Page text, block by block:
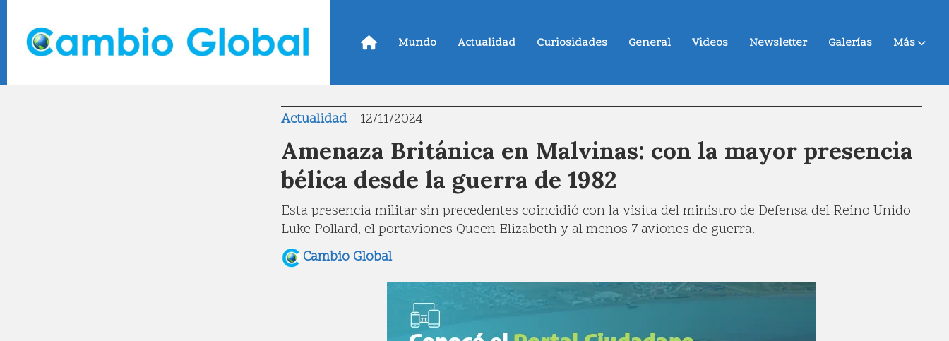
Mundo Actualidad Curiosidades General Videos Newsletter Galerías Más
Amenaza Británica en Malvinas: con la mayor presencia
bélica desde la guerra de 1982
Esta presencia militar sin precedentes coincidió con la visita del ministro de Defensa del Reino Unido
Luke Pollard, el portaviones Queen Elizabeth y al menos 7 aviones de guerra.
Actualidad 12/11/2024
Cambio Global